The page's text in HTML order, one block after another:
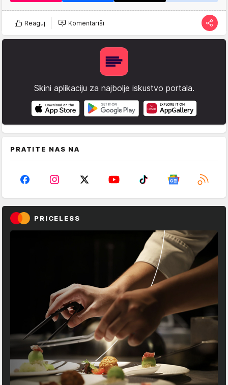
Reaguj Komentariši
Skini aplikaciju za najbolje iskustvo portala.
PRATITE NAS NA
PRICELESS